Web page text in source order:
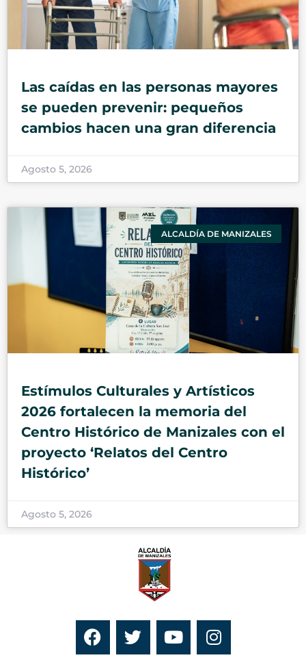
Las caídas en las personas mayores
se pueden prevenir: pequeños
cambios hacen una gran diferencia
Agosto 5, 2026
ALCALDÍA DE MANIZALES
Estímulos Culturales y Artísticos
2026 fortalecen la memoria del
Centro Histórico de Manizales con el
proyecto ‘Relatos del Centro
Histórico’
Agosto 5, 2026